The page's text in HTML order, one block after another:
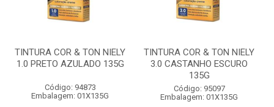
TINTURA COR & TON NIELY
1.0 PRETO AZULADO 135G
Código: 94873
Embalagem: 01X135G
TINTURA COR & TON NIELY
3.0 CASTANHO ESCURO
135G
Código: 95097
Embalagem: 01X135G